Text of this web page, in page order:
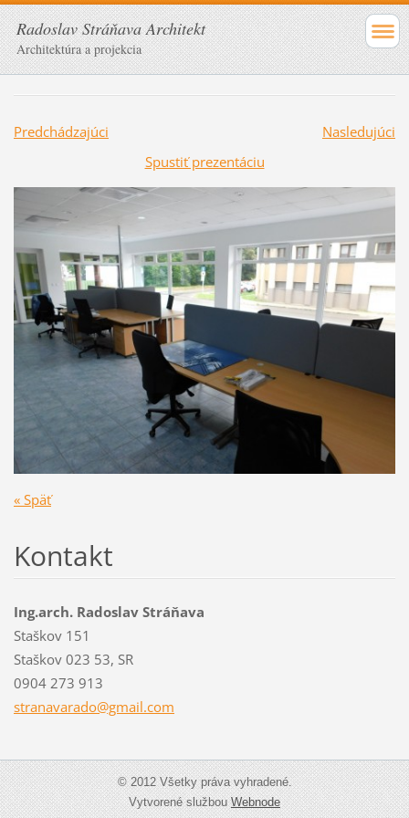
Radoslav Stráňava Architekt
Architektúra a projekcia
Predchádzajúci
Nasledujúci
Spustiť prezentáciu
« Späť
Kontakt
Ing.arch. Radoslav Stráňava
Staškov 151
Staškov 023 53, SR
0904 273 913
stranavarado@gmail.com
© 2012 Všetky práva vyhradené.
Vytvorené službouWebnode